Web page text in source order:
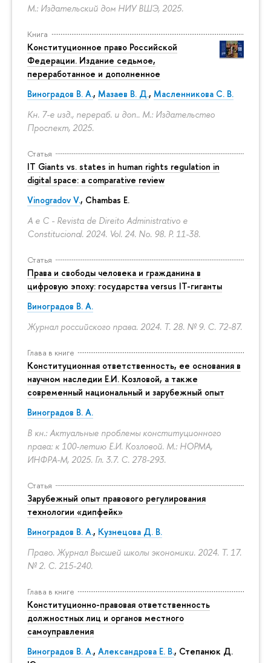
М.: Издательский дом НИУ ВШЭ, 2025.
Книга
Конституционное право Российской
Федерации. Издание седьмое,
переработанное и дополненное
Виноградов В. А., Мазаев В. Д., Масленникова С. В.
Кн. 7-е изд., перераб. и доп.. М.: Издательство
Проспект, 2025.
Статья
IT Giants vs. states in human rights regulation in
digital space: a comparative review
Vinogradov V., Chambas E.
A e C - Revista de Direito Administrativo e
Constitucional. 2024. Vol. 24. No. 98. P. 11-38.
Статья
Права и свободы человека и гражданина в
цифровую эпоху: государства versus IT-гиганты
Виноградов В. А.
Журнал российского права. 2024. Т. 28. № 9. С. 72-87.
Глава в книге
Конституционная ответственность, ее основания в
научном наследии Е.И. Козловой, а также
современный национальный и зарубежный опыт
Виноградов В. А.
В кн.: Актуальные проблемы конституционного
права: к 100-летию Е.И. Козловой. М.: НОРМА,
ИНФРА-М, 2025. Гл. 3.7. С. 278-293.
Статья
Зарубежный опыт правового регулирования
технологии «дипфейк»
Виноградов В. А., Кузнецова Д. В.
Право. Журнал Высшей школы экономики. 2024. Т. 17.
№ 2. С. 215-240.
Глава в книге
Конституционно-правовая ответственность
должностных лиц и органов местного
самоуправления
Виноградов В. А., Александрова Е. В., Степанюк Д.